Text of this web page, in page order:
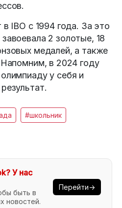
в IBO с 1994 года. За это
2 золотые, 18
медалей, а также
в 2024 году
у себя и
#школьник
У нас
быть в
новостей.
Перейти→